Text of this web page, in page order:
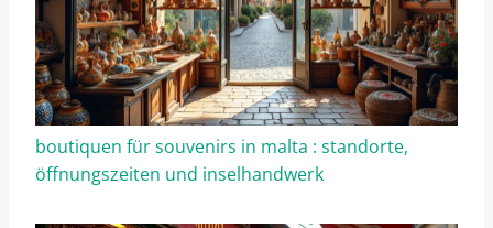
boutiquen für souvenirs in malta : standorte,
öffnungszeiten und inselhandwerk